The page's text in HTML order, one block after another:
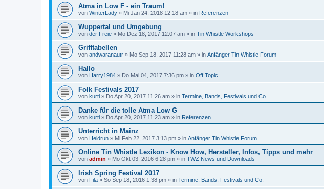
Atma in Low F - ein Traum!
von WinterLady » Mi Jan 24, 2018 12:18 am » in Referenzen
Wuppertal und Umgebung
von der Freie » Mo Dez 18, 2017 12:07 am » in Tin Whistle Workshops
Grifftabellen
von andwaranautr » Mo Sep 18, 2017 11:28 am » in Anfänger Tin Whistle Forum
Hallo
von Harry1984 » Do Mai 04, 2017 7:36 pm » in Off Topic
Folk Festivals 2017
von kurti » Do Apr 20, 2017 11:26 am » in Termine, Bands, Festivals und Co.
Danke für die tolle Atma Low G
von kurti » Do Apr 20, 2017 11:23 am » in Referenzen
Unterricht in Mainz
von Heidrun » Mi Feb 22, 2017 3:13 pm » in Anfänger Tin Whistle Forum
Online Tin Whistle Lexikon - Know How, Hersteller, Infos, Tipps und mehr
von admin » Mo Okt 03, 2016 6:28 pm » in TWZ News und Downloads
Irish Spring Festival 2017
von Fila » So Sep 18, 2016 1:38 pm » in Termine, Bands, Festivals und Co.